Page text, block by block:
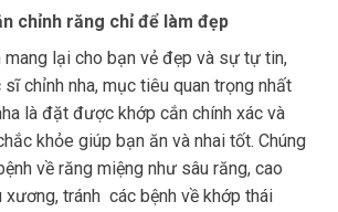
chỉnh răng chỉ để làm đẹp
mang lại cho bạn vẻ đẹp và sự tự tin,
chỉnh nha, mục tiêu quan trọng nhất
là đặt được khớp cắn chính xác và
khỏe giúp bạn ăn và nhai tốt. Chúng
về răng miệng như sâu răng, cao
xương, tránh các bệnh về khớp thái